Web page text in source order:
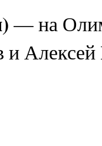
— на
Алексей